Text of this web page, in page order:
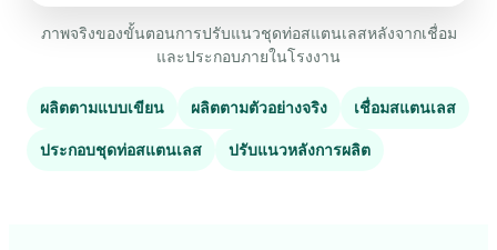
ภาพจริงของขั้นตอนการปรับแนวชุดท่อสแตนเลสหลังจากเชื่อม
และประกอบภายในโรงงาน
ผลิตตามแบบเขียน ผลิตตามตัวอย่างจริง เชื่อมสแตนเลส
ประกอบชุดท่อสแตนเลส ปรับแนวหลังการผลิต